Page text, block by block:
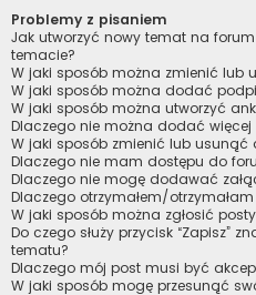
Problemy z pisaniem
Jak utworzyć nowy temat na
temacie?
W jaki sposób można zmienić lub
W jaki sposób można dodać
W jaki sposób można utworzyć
Dlaczego nie można dodać więcej
W jaki sposób zmienić lub usunąć
Dlaczego nie mam dostępu do
Dlaczego nie mogę dodawać
Dlaczego otrzymałem/otrzymałam
W jaki sposób można zgłosić
Do czego służy przycisk “Zapisz”
tematu?
Dlaczego mój post musi być
W jaki sposób mogę przesunąć